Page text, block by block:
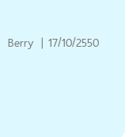
Berry | 17/10/2550